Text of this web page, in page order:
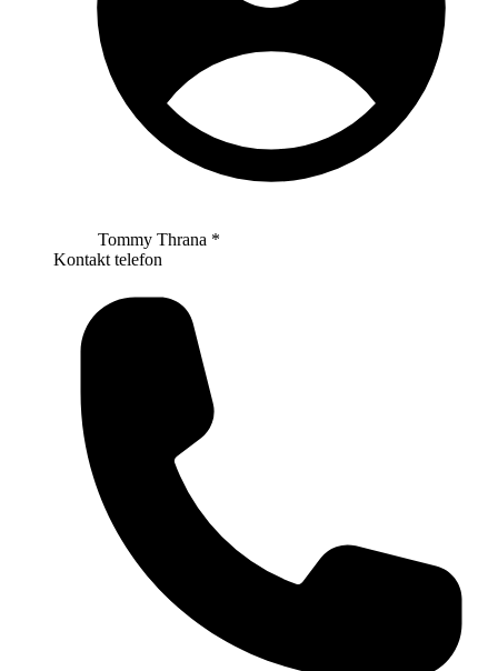
Tommy Thrana *
Kontakt telefon